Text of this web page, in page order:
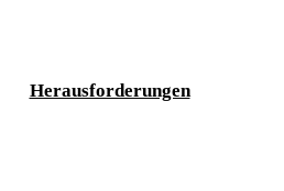
Herausforderungen